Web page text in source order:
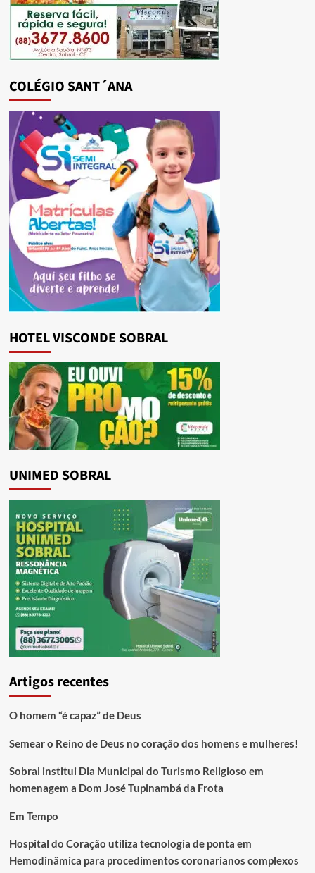
COLÉGIO SANT´ANA
HOTEL VISCONDE SOBRAL
UNIMED SOBRAL
Artigos recentes
O homem “é capaz” de Deus
Semear o Reino de Deus no coração dos homens e mulheres!
Sobral institui Dia Municipal do Turismo Religioso em
homenagem a Dom José Tupinambá da Frota
Em Tempo
Hospital do Coração utiliza tecnologia de ponta em
Hemodinâmica para procedimentos coronarianos complexos